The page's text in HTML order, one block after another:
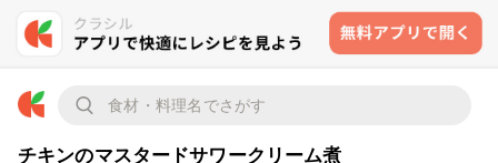
チキンのマスタードサワークリーム煮